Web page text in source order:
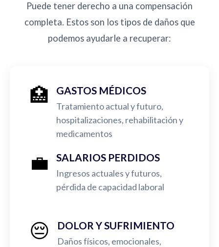
Puede tener derecho a una compensación
completa. Estos son los tipos de daños que
podemos ayudarle a recuperar:
🏥 GASTOS MÉDICOS
Tratamiento actual y futuro,
hospitalizaciones, rehabilitación y
medicamentos
💼 SALARIOS PERDIDOS
Ingresos actuales y futuros,
pérdida de capacidad laboral
😔 DOLOR Y SUFRIMIENTO
Daños físicos, emocionales,